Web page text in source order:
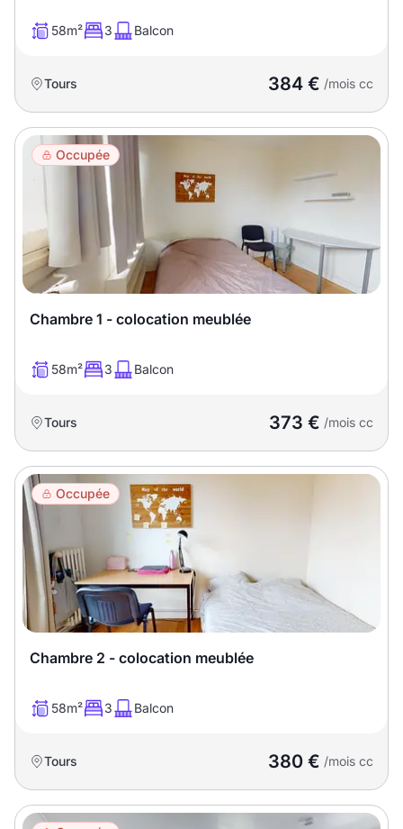
58m² 3 Balcon
Tours 384 € /mois cc
Occupée
Chambre 1 - colocation meublée
58m² 3 Balcon
Tours 373 € /mois cc
Occupée
Chambre 2 - colocation meublée
58m² 3 Balcon
Tours 380 € /mois cc